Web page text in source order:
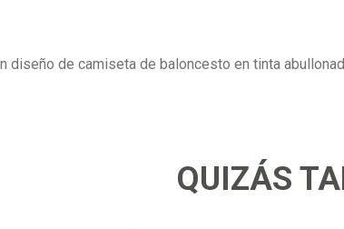
diseño de camiseta de baloncesto en tinta
QUIZÁS